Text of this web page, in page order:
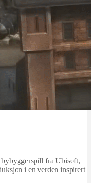
fra Ubisoft,
i en verden inspirert